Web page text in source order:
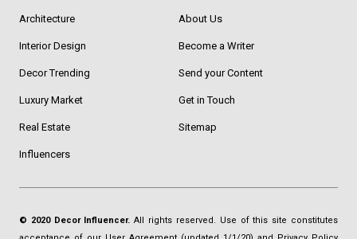
Architecture
Interior Design
Decor Trending
Luxury Market
Real Estate
Influencers
About Us
Become a Writer
Send your Content
Get in Touch
Sitemap
© 2020 Decor Influencer. All rights reserved. Use of this site constitutes